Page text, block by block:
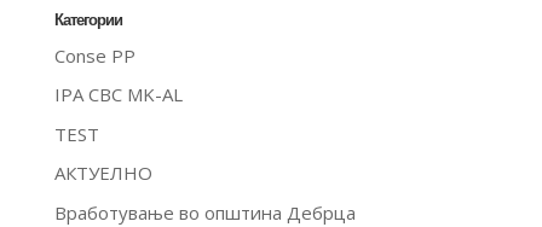
Категории
Conse PP
IPA CBC MK-AL
TEST
АКТУЕЛНО
Вработување во општина Дебрца